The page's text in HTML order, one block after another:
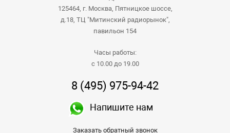
125464, г. Москва, Пятницкое шоссе,
д.18, ТЦ "Митинский радиорынок",
павильон 154
Часы работы:
с 10.00 до 19.00
8 (495) 975-94-42
Напишите нам
Заказать обратный звонок